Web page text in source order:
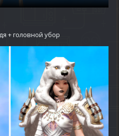
+ головной убор